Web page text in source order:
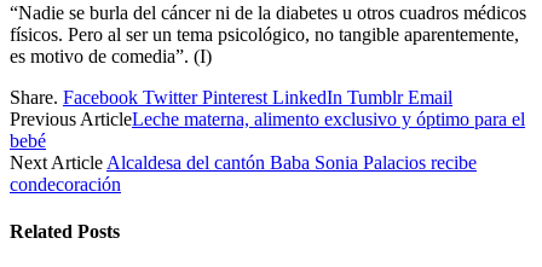
“Nadie se burla del cáncer ni de la diabetes u otros cuadros médicos
físicos. Pero al ser un tema psicológico, no tangible aparentemente,
es motivo de comedia”. (I)
Share. Facebook Twitter Pinterest LinkedIn Tumblr Email
Previous ArticleLeche materna, alimento exclusivo y óptimo para el
bebé
Next Article Alcaldesa del cantón Baba Sonia Palacios recibe
condecoración
Related Posts